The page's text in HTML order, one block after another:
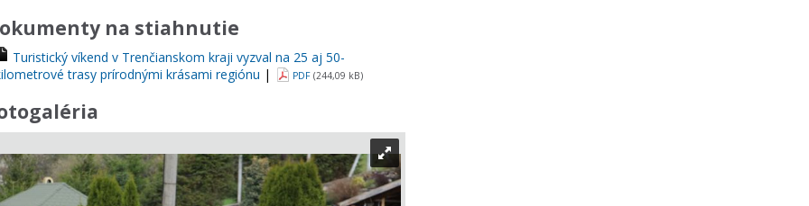
na stiahnutie
Turistický víkend v Trenčianskom kraji vyzval na 25 aj 50-
trasy prírodnými krásami regiónu | PDF (244,09 kB)